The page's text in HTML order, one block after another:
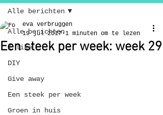
Alle berichten
I like
DIY
Give away
Een steek per week
Groen in huis
Alle berichten
Een steek per week: week 29
eva verbruggen
19 jul 2017 1 minuten om te lezen